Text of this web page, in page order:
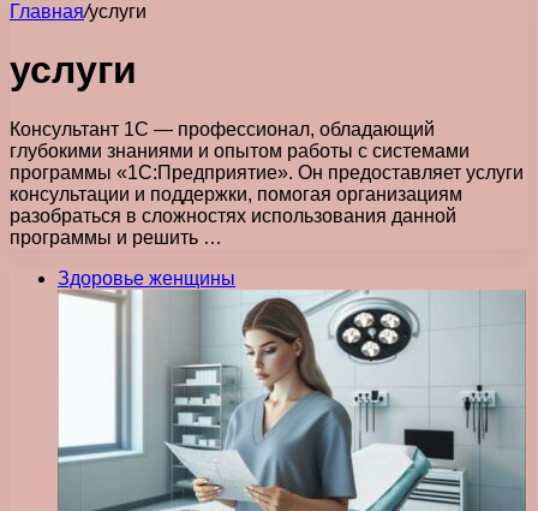
Главная/услуги
услуги
Консультант 1С — профессионал, обладающий
глубокими знаниями и опытом работы с системами
программы «1С:Предприятие». Он предоставляет услуги
консультации и поддержки, помогая организациям
разобраться в сложностях использования данной
программы и решить …
Здоровье женщины